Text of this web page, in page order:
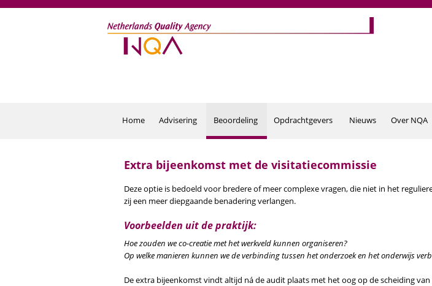
Overslaan en naar de inhoud gaan
Home Advisering Beoordeling Opdrachtgevers Nieuws Over NQA
Extra bijeenkomst met de visitatiecommissie
Deze optie is bedoeld voor bredere of meer complexe vragen, die niet in het
zij een meer diepgaande benadering verlangen.
Voorbeelden uit de praktijk:
Hoe zouden we co-creatie met het werkveld kunnen organiseren?
Op welke manieren kunnen we de verbinding tussen het onderzoek en het onderwijs
De extra bijeenkomst vindt altijd ná de audit plaats met het oog op de scheiding